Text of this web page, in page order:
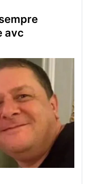
avc